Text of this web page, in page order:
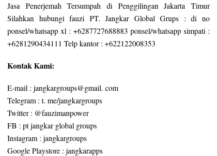
Jasa Penerjemah Tersumpah di Penggilingan Jakarta Timur
Silahkan hubungi fauzi PT. Jangkar Global Grups : di no
ponsel/whatsapp xl : +6287727688883 ponsel/whatsapp simpati :
+6281290434111 Telp kantor : +622122008353
Kontak Kami:
E-mail : jangkargroups@gmail. com
Telegram : t. me/jangkargroups
Twitter : @fauzimanpower
FB : pt jangkar global groups
Instagram : jangkargroups
Google Playstore : jangkarapps